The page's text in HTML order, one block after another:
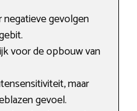
gevolgen
voor de opbouw van
maar
gevoel.